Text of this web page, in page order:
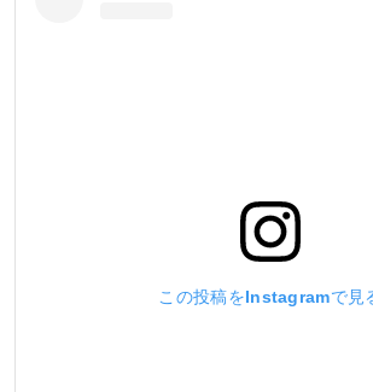
この投稿をInstagramで見